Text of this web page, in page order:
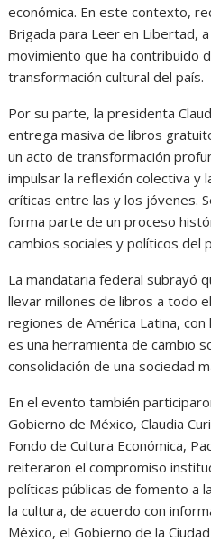
económica. En este contexto,
Brigada para Leer en Libertad,
movimiento que ha contribuido
transformación cultural del país.
Por su parte, la presidenta
entrega masiva de libros
un acto de transformación
impulsar la reflexión colectiva y
críticas entre las y los jóvenes.
forma parte de un proceso
cambios sociales y políticos del
La mandataria federal subrayó
llevar millones de libros a todo
regiones de América Latina,
es una herramienta de cambio
consolidación de una sociedad
En el evento también
Gobierno de México, Claudia
Fondo de Cultura Económica,
reiteraron el compromiso
políticas públicas de fomento a
la cultura, de acuerdo con
México, el Gobierno de la